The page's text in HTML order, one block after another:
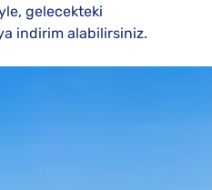
gelecekteki
indirim alabilirsiniz.